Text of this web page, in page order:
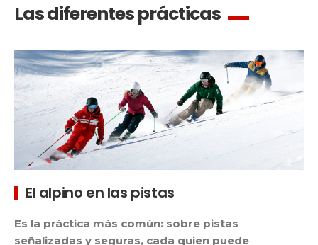
Las diferentes prácticas
El alpino en las pistas
Es la práctica más común: sobre pistas
señalizadas y seguras, cada quien puede